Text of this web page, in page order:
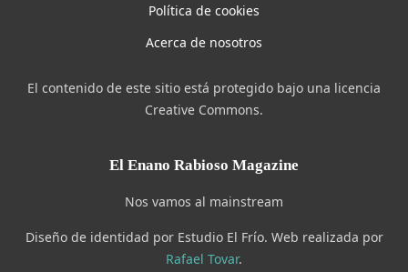
Política de cookies
Acerca de nosotros
El contenido de este sitio está protegido bajo una licencia
Creative Commons.
El Enano Rabioso Magazine
Nos vamos al mainstream
Diseño de identidad por Estudio El Frío. Web realizada por
Rafael Tovar.